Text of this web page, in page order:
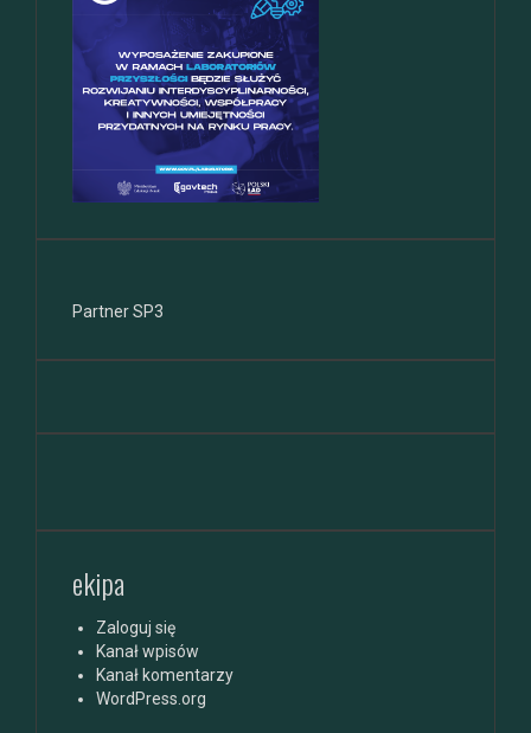
Partner SP3
ekipa
Zaloguj się
Kanał wpisów
Kanał komentarzy
WordPress.org